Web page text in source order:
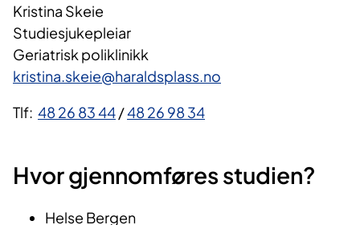
Kristina Skeie
Studiesjukepleiar
Geriatrisk poliklinikk
kristina.skeie@haraldsplass.no
Tlf: 48 26 83 44 /48 26 98 34
Hvor gjennomføres studien?
Helse Bergen